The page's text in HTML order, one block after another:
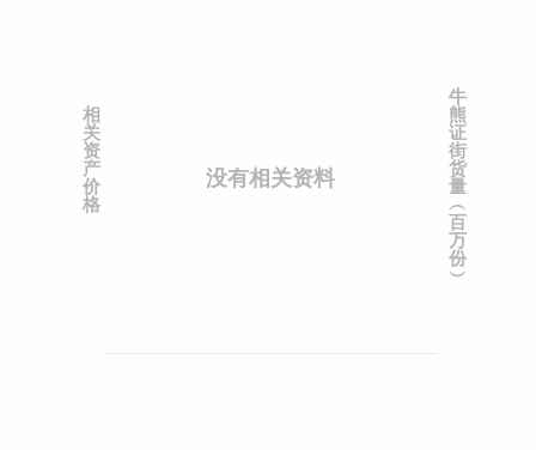
没有相关资料
牛
熊
证
街
货
量
︵
百
万
份
︶
相
关
资
产
价
格
牛熊证文件及公告
牛熊证文件及公告 (瑞信)
收市竞价变化